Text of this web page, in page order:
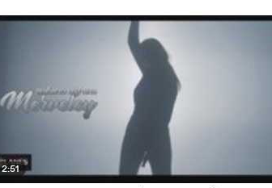
2:51